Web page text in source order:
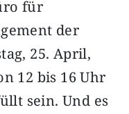
für
der
25. April,
12 bis 16 Uhr
sein. Und es